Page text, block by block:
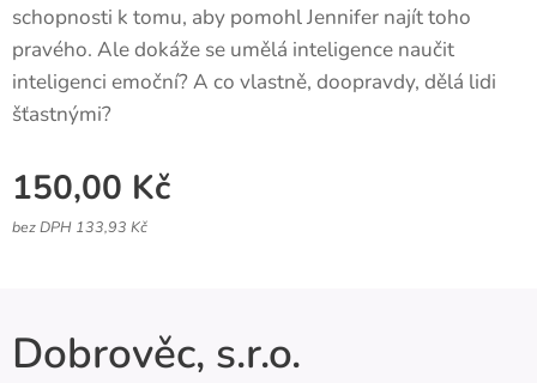
schopnosti k tomu, aby pomohl Jennifer najít toho
pravého. Ale dokáže se umělá inteligence naučit
inteligenci emoční? A co vlastně, doopravdy, dělá lidi
šťastnými?
150,00 Kč
bez DPH 133,93 Kč
Dobrověc, s.r.o.